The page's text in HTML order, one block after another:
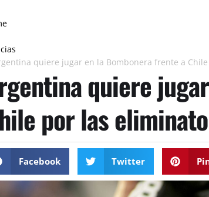
quiere jugar en la Bombonera frente a
quiere
por las
Facebook Twitter